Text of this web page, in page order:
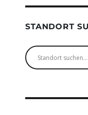
STANDORT